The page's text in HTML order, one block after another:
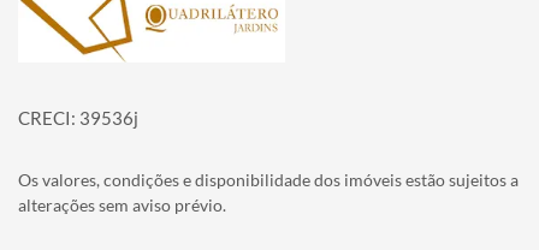
CRECI: 39536j
Os valores, condições e disponibilidade dos imóveis estão sujeitos a
alterações sem aviso prévio.